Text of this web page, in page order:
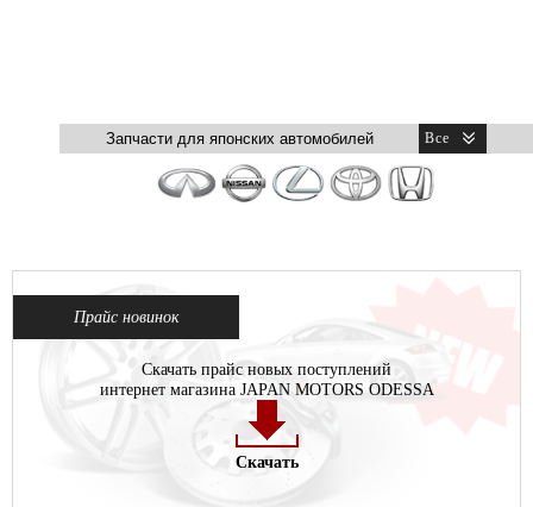
Прайс новинок
Скачать прайс новых поступлений
интернет магазина JAPAN MOTORS ODESSA
Скачать